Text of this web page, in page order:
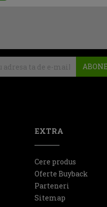
EXTRA
Cere produs
Oferte Buyback
Parteneri
Sitemap